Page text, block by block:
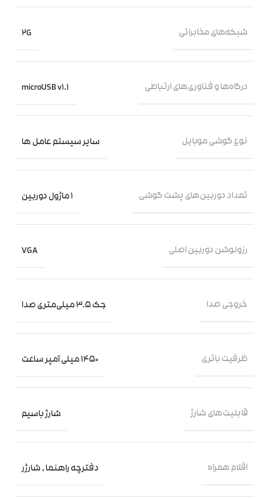
شبکه‌های مخابراتی 2G
درگاه‌ها و فناوری‌های ارتباطی microUSB v1.1
نوع گوشی موبایل سایر سیستم عامل ها
تعداد دوربین‌های پشت گوشی 1 ماژول دوربین
رزولوشن دوربین اصلی VGA
خروجی صدا جک 3.5 میلی‌متری صدا
ظرفیت باتری 1450 میلی آمپر ساعت
قابلیت‌های شارژ شارژ باسیم
اقلام همراه دفترچه‌ راهنما,شارژر